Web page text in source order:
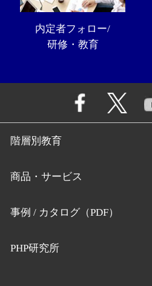
内定者フォロー/
研修・教育
階層別教育
商品・サービス
事例 / カタログ（PDF）
PHP研究所